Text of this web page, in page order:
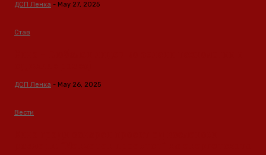
ДСП Ленка - May 27, 2025
Став
ДСП Ленка - May 26, 2025
Вести